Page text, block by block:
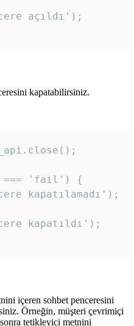
açıldı');
kapatabilirsiniz.
=== 'fail') {
kapatılamadı');
kapatıldı');
içeren sohbet penceresini
Örneğin, müşteri çevrimiçi
tetikleyici metnini